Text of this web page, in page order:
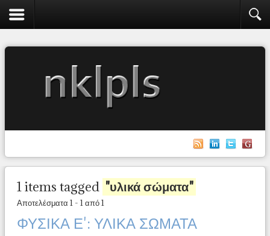
1 items tagged "υλικά σώματα"
Αποτελέσματα 1 - 1 από 1
ΦΥΣΙΚΑ Ε': ΥΛΙΚΑ ΣΩΜΑΤΑ